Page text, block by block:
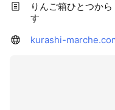
りんご箱ひとつか
す
kurashi-